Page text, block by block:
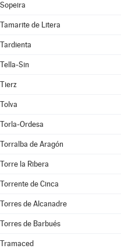
Sopeira
Tamarite de Litera
Tardienta
Tella-Sin
Tierz
Tolva
Torla-Ordesa
Torralba de Aragón
Torre la Ribera
Torrente de Cinca
Torres de Alcanadre
Torres de Barbués
Tramaced